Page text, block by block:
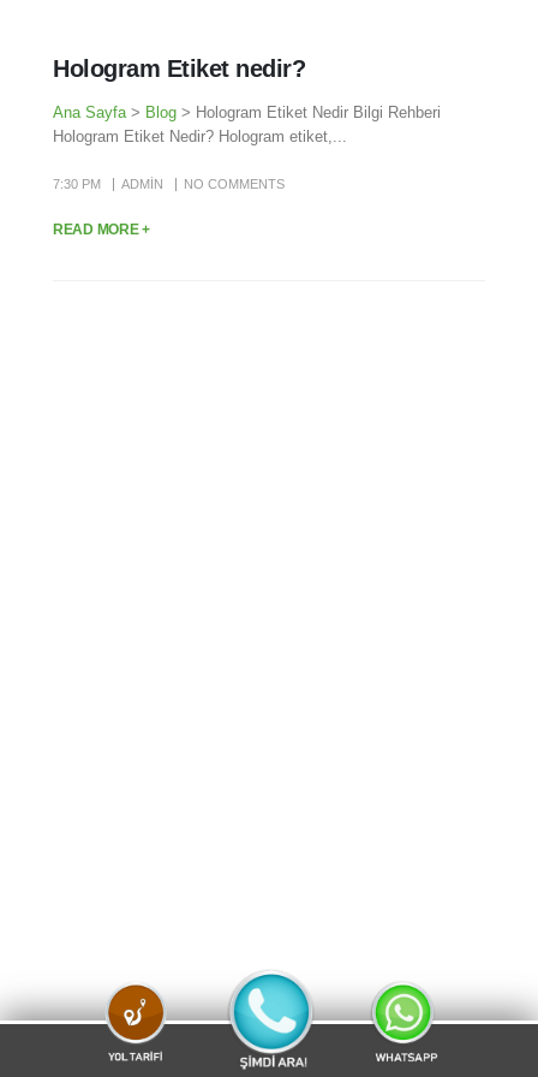
Hologram Etiket nedir?
Ana Sayfa> Blog > Hologram Etiket Nedir Bilgi Rehberi
Hologram Etiket Nedir? Hologram etiket,...
7:30 PM ADMIN NO COMMENTS
READ MORE +